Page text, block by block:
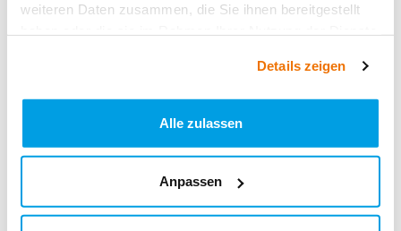
weiteren Daten zusammen, die Sie ihnen bereitgestellt
Details zeigen
Alle zulassen
Anpassen